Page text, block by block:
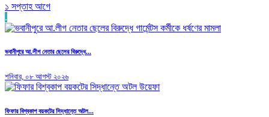
১ সপ্তাহ আগে
.
ভবানীপুরে আ.লীগ নেতার ছেলের বিরুদ্ধে...
শনিবার, ০৮ আগস্ট ২০২৬
ফিফার বিশ্বকাপ বয়কটের সিদ্ধান্তে অটল...